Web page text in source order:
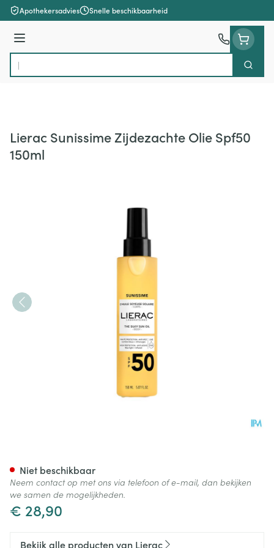
Ga naar de inhoud
Apothekersadvies Snelle beschikbaarheid
Menu
Product, merk, categorie...
Zoek
Lierac Sunissime Zijdezachte Olie Spf50
150ml
€ 28,90
Niet beschikbaar
Neem contact op met ons via telefoon of e-mail, dan bekijken
we samen de mogelijkheden.
Bekijk alle producten van Lierac